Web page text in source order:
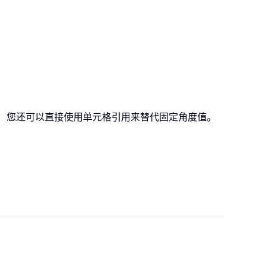
您还可以直接使用单元格引用来替代固定角度值。